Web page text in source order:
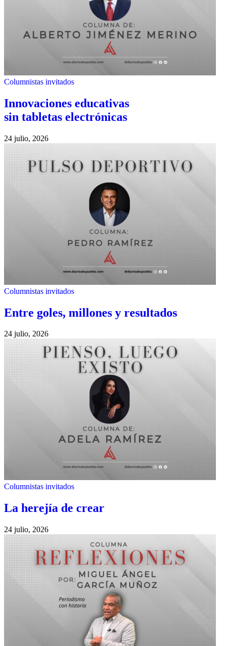
Columnistas invitados
Innovaciones educativas
sin tabletas electrónicas
24 julio, 2026
Columnistas invitados
Entre goles, millones y resultados
24 julio, 2026
Columnistas invitados
La herejía de crear
24 julio, 2026